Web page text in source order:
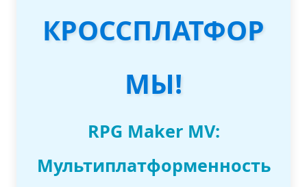
КРОССПЛАТФОР
МЫ!
RPG Maker MV:
Мультиплатформенность